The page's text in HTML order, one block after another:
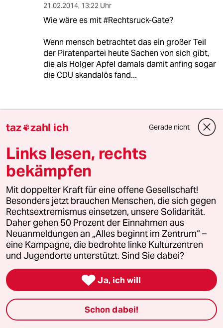
21.02.2014, 13:22 Uhr
Wie wäre es mit #Rechtsruck-Gate?
Wenn mensch betrachtet das ein großer Teil
der Piratenpartei heute Sachen von sich gibt,
die als Holger Apfel damals damit anfing sogar
die CDU skandalös fand...
Uiiii
21.02.2014
Mord bezeichnet"
Und ich Idiot dachte, Soldaten seien Mörder :P
A Arboretum
21.02.2014,13:16 Uhr
Jungejunge
Ich haette nie gedacht, dass eine linke Partei
dermassen peinlich werden kann. So wenig
Ahnung von Geschichte, so wenig Empthie
aber solch ein loses Mundwerk.
Wo sind wir denn hier? Im Kindergarten?
Wollen wir wirklich im Bundestag zuschauen,
taz zahl ich Gerade nicht
Links lesen, rechts
bekämpfen
Mit doppelter Kraft für eine offene Gesellschaft!
Besonders jetzt brauchen Menschen, die sich gegen
Rechtsextremismus einsetzen, unsere Solidarität.
Daher gehen 50 Prozent der Einnahmen aus
Neuanmeldungen an „Alles beginnt im Zentrum“ –
eine Kampagne, die bedrohte linke Kulturzentren
und Jugendorte unterstützt. Sind Sie dabei?
 Ja, ich will
Schon dabei!